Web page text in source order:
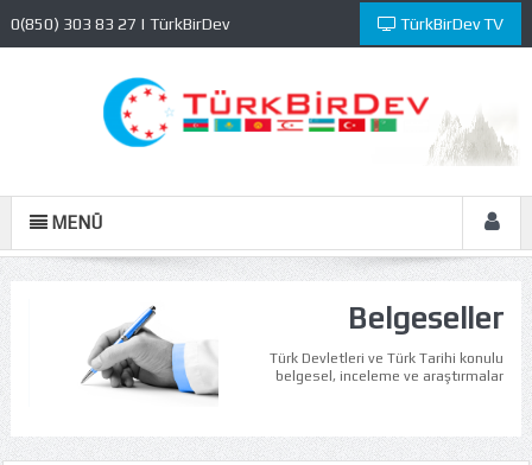
0(850) 303 83 27 | TürkBirDev TürkBirDev TV
MENÜ
Belgeseller
Türk Devletleri ve Türk Tarihi konulu
belgesel, inceleme ve araştırmalar